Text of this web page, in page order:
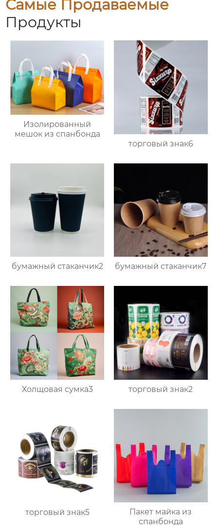
Самые Продаваемые
Продукты
Изолированный
мешок из спанбонда
торговый знак6
бумажный стаканчик2 бумажный стаканчик7
Холщовая сумка3 торговый знак2
торговый знак5
Пакет майка из
спанбонда